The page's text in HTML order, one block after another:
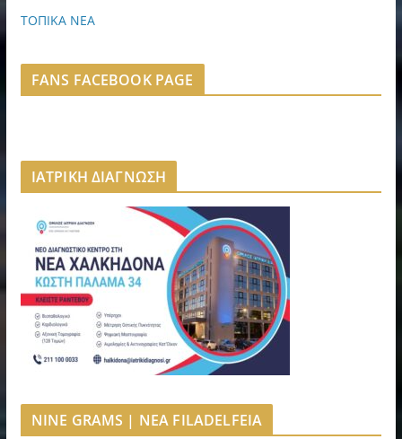
ΤΟΠΙΚΑ ΝΕΑ
FANS FACEBOOK PAGE
ΙΑΤΡΙΚΗ ΔΙΑΓΝΩΣΗ
NINE GRAMS | NEA FILADELFEIA